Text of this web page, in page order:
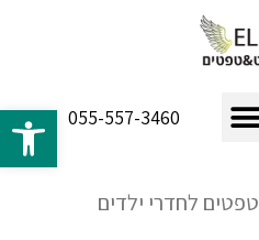
055-557-3460
טפטים לחדרי ילדים